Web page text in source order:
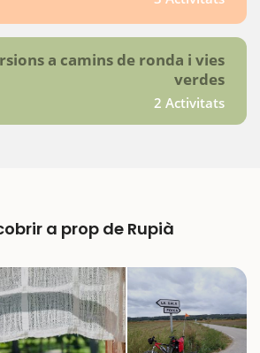
a camins de ronda i vies
verdes
2 Activitats
a prop de Rupià